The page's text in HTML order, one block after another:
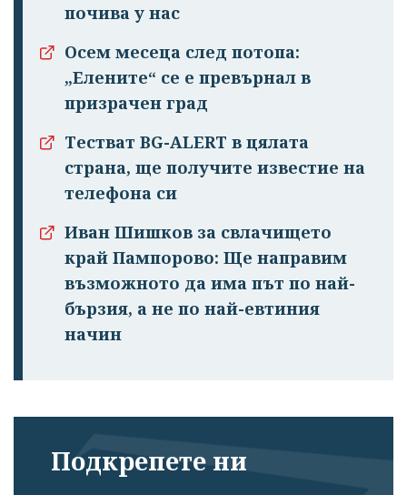
почива у нас
Осем месеца след потопа:
„Елените“ се е превърнал в
призрачен град
Тестват BG-ALERT в цялата
страна, ще получите известие на
телефона си
Иван Шишков за свлачището
край Пампорово: Ще направим
възможното да има път по най-
бързия, а не по най-евтиния
начин
Подкрепете ни